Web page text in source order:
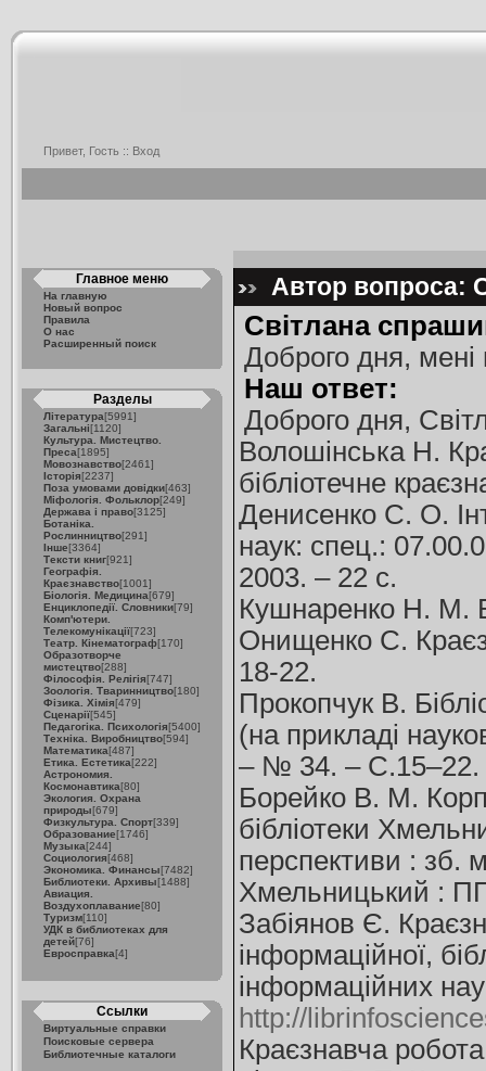
Привет, Гость :: Вход
Главное меню
На главную
Новый вопрос
Правила
О нас
Расширенный поиск
Разделы
Література[5991]
Загальні[1120]
Культура. Мистецтво.
Преса[1895]
Мовознавство[2461]
Історія[2237]
Поза умовами довідки[463]
Міфологія. Фольклор[249]
Держава і право[3125]
Ботаніка.
Рослинництво[291]
Інше[3364]
Тексти книг[921]
Географія.
Краєзнавство[1001]
Біологія. Медицина[679]
Енциклопедії. Словники[79]
Комп'ютери.
Телекомунікації[723]
Театр. Кінематограф[170]
Образотворче
мистецтво[288]
Філософія. Релігія[747]
Зоологія. Тваринництво[180]
Фізика. Хімія[479]
Сценарії[545]
Педагогіка. Психологія[5400]
Техніка. Виробництво[594]
Математика[487]
Етика. Естетика[222]
Астрономия.
Космонавтика[80]
Экология. Охрана
природы[679]
Физкультура. Спорт[339]
Образование[1746]
Музыка[244]
Социология[468]
Экономика. Финансы[7482]
Библиотеки. Архивы[1488]
Авиация.
Воздухоплавание[80]
Туризм[110]
УДК в библиотеках для
детей[76]
Евросправка[4]
Ссылки
Виртуальные справки
Поисковые сервера
Библиотечные каталоги
Автор вопроса:
Світлана
Доброго дня, мені
Наш ответ:
Доброго дня,
Волошінська Н.
бібліотечне
Денисенко С. О.
наук: спец.:
2003. – 22 с.
Кушнаренко Н. М.
Онищенко С.
18-22.
Прокопчук В.
(на прикладі
– № 34. – С.15–22.
Борейко В. М.
бібліотеки
перспективи : зб.
Хмельницький :
Забіянов Є.
інформаційної,
інформаційних
http://
Краєзнавча